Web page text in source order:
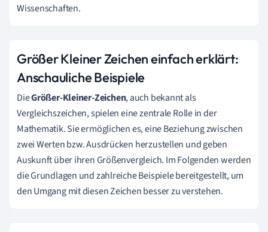
Wissenschaften.
Größer Kleiner Zeichen einfach erklärt:
Anschauliche Beispiele
DieGrößer-Kleiner-Zeichen, auch bekannt als
Vergleichszeichen, spielen eine zentrale Rolle in der
Mathematik. Sie ermöglichen es, eine Beziehung zwischen
zwei Werten bzw. Ausdrücken herzustellen und geben
Auskunft über ihren Größenvergleich. Im Folgenden werden
die Grundlagen und zahlreiche Beispiele bereitgestellt, um
den Umgang mit diesen Zeichen besser zu verstehen.